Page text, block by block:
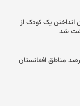
انداختن یک کودک از
شد
ریچ: سوءتغذیه در ۵۳ درصد مناطق افغانستان